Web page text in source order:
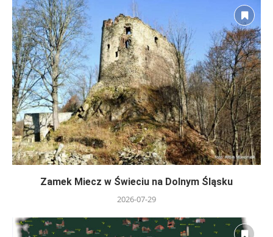
Zamek Miecz w Świeciu na Dolnym Śląsku
2026-07-29